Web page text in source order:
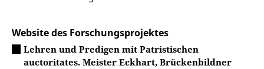
Website des Forschungsprojektes
Lehren und Predigen mit Patristischen
auctoritates. Meister Eckhart, Brückenbildner